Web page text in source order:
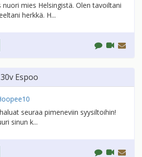
nuori mies Helsingistä. Olen tavoiltani
herkkä. H...
Espoo
seuraa pimeneviin syysiltoihin!
sinun k...